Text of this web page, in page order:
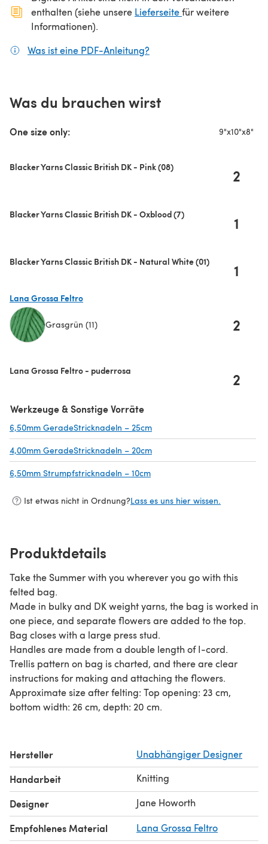
enthalten (siehe unsere Lieferseite(öffnet sich in
für weitere
Informationen).
Was ist eine PDF-Anleitung?
Was du brauchen wirst
One size only: 9"x10"x8"
Blacker Yarns Classic British DK - Pink (08) 2
Blacker Yarns Classic British DK - Oxblood (7) 1
Blacker Yarns Classic British DK - Natural White (01) 1
Lana Grossa Feltro
Grasgrün (11) 2
Lana Grossa Feltro - puderrosa 2
Werkzeuge & Sonstige Vorräte
6,50mm GeradeStricknadeln – 25cm
4,00mm GeradeStricknadeln – 20cm
6,50mm Strumpfstricknadeln – 10cm
Ist etwas nicht in Ordnung?Lass es uns hier wissen.
Produktdetails
Take the Summer with you wherever you go with this
felted bag.
Made in bulky and DK weight yarns, the bag is worked in
one piece, and separate flowers are added to the top.
Bag closes with a large press stud.
Handles are made from a double length of I-cord.
Trellis pattern on bag is charted, and there are clear
instructions for making and attaching the flowers.
Approximate size after felting: Top opening: 23 cm,
bottom width: 26 cm, depth: 20 cm.
Hersteller Unabhängiger Designer
Handarbeit Knitting
Designer Jane Howorth
Empfohlenes Material Lana Grossa Feltro